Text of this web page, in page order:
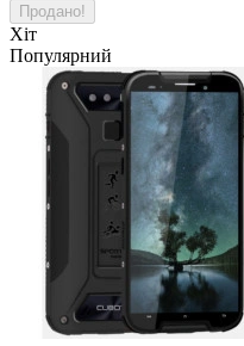
Продано!
Хіт
Популярний